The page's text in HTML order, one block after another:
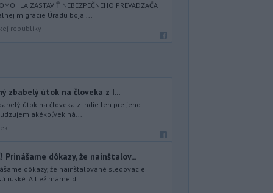
ZASTAVIŤ NEBEZPEČNÉHO PREVÁDZAČA
migrácie Úradu boja ...
republiky
zbabelý útok na človeka z I...
útok na človeka z Indie len pre jeho
akékoľvek ná...
Prinášame dôkazy, že nainštalov...
dôkazy, že nainštalované sledovacie
ruské. A tiež máme d...